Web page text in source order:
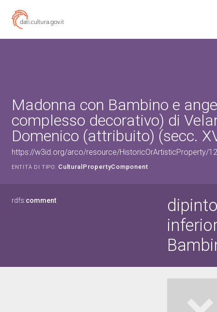
Madonna con Bambino e
complesso decorativo) di
Domenico (attribuito) (secc.
https://w3id.org/arco/resource/HistoricOrArtisticProperty/
ENTITÀ DI TIPO: CulturalPropertyComponent
rdfs:comment